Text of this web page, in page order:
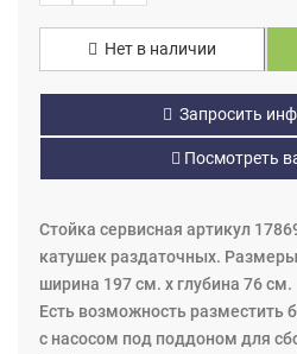
Нет в наличии
Запросить
Посмотреть
Стойка сервисная артикул
катушек раздаточных.
ширина 197 см. x глубина 76 см.
Есть возможность разместить
с насосом под поддоном для